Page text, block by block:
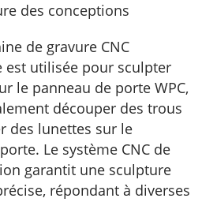
des conceptions
de gravure CNC
est utilisée pour sculpter
le panneau de porte WPC,
découper des trous
des lunettes sur le
Le système CNC de
garantit une sculpture
répondant à diverses